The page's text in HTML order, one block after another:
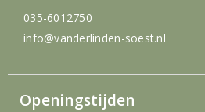
035-6012750
info@vanderlinden-soest.nl
Openingstijden